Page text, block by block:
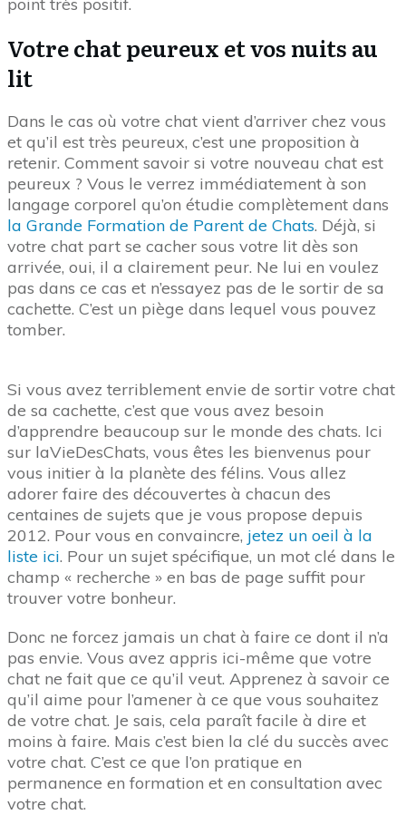
Votre chat peureux et vos nuits au
lit
Dans le cas où votre chat vient d’arriver chez vous
et qu’il est très peureux, c’est une proposition à
retenir. Comment savoir si votre nouveau chat est
peureux ? Vous le verrez immédiatement à son
langage corporel qu’on étudie complètement dans
la Grande Formation de Parent de Chats. Déjà, si
votre chat part se cacher sous votre lit dès son
arrivée, oui, il a clairement peur. Ne lui en voulez
pas dans ce cas et n’essayez pas de le sortir de sa
cachette. C’est un piège dans lequel vous pouvez
tomber.
Si vous avez terriblement envie de sortir votre chat
de sa cachette, c’est que vous avez besoin
d’apprendre beaucoup sur le monde des chats. Ici
sur laVieDesChats, vous êtes les bienvenus pour
vous initier à la planète des félins. Vous allez
adorer faire des découvertes à chacun des
centaines de sujets que je vous propose depuis
2012. Pour vous en convaincre, jetez un oeil à la
liste ici. Pour un sujet spécifique, un mot clé dans le
champ « recherche » en bas de page suffit pour
trouver votre bonheur.
Donc ne forcez jamais un chat à faire ce dont il n’a
pas envie. Vous avez appris ici-même que votre
chat ne fait que ce qu’il veut. Apprenez à savoir ce
qu’il aime pour l’amener à ce que vous souhaitez
de votre chat. Je sais, cela paraît facile à dire et
moins à faire. Mais c’est bien la clé du succès avec
votre chat. C’est ce que l’on pratique en
permanence en formation et en consultation avec
votre chat.